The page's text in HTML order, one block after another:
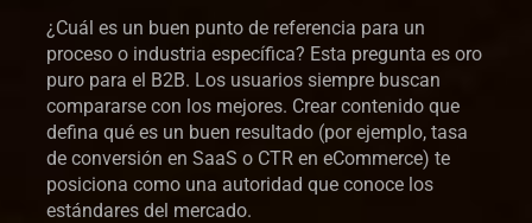
¿Cuál es un buen punto de referencia para un
proceso o industria específica? Esta pregunta es oro
puro para el B2B. Los usuarios siempre buscan
compararse con los mejores. Crear contenido que
defina qué es un buen resultado (por ejemplo, tasa
de conversión en SaaS o CTR en eCommerce) te
posiciona como una autoridad que conoce los
estándares del mercado.